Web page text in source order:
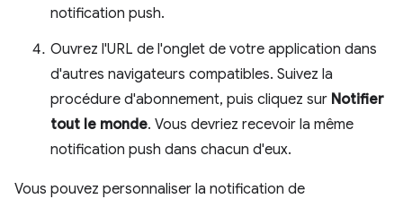
notification push.
Ouvrez l'URL de l'onglet de votre application dans
d'autres navigateurs compatibles. Suivez la
procédure d'abonnement, puis cliquez sur Notifier
tout le monde. Vous devriez recevoir la même
notification push dans chacun d'eux.
Vous pouvez personnaliser la notification de